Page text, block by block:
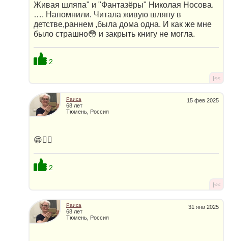
Живая шляпа" и "Фантазёры" Николая Носова.
…. Напомнили. Читала живую шляпу в
детстве,раннем ,была дома одна. И как же мне
было страшно😳 и закрыть книгу не могла.
2
|<<
15 фев 2025
Раиса
68 лет
Тюмень, Россия
😁👍🏻
2
|<<
31 янв 2025
Раиса
68 лет
Тюмень, Россия